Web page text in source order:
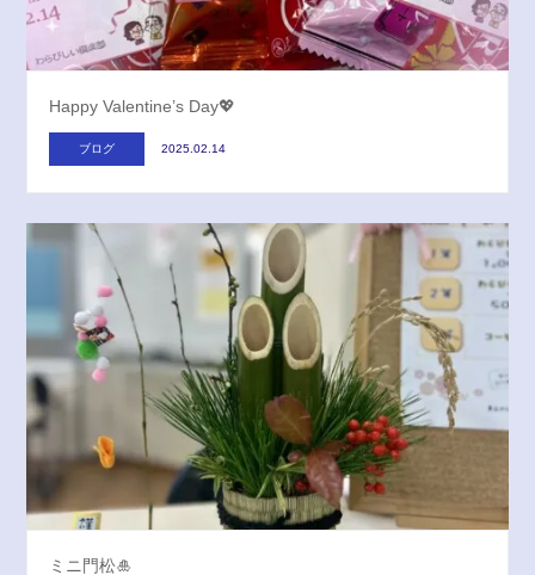
Happy Valentine’s Day💖
ブログ 2025.02.14
ミニ門松🎍